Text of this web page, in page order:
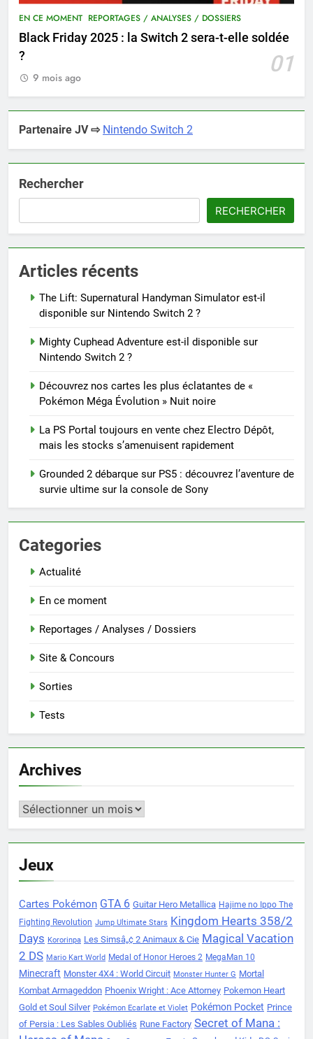
EN CE MOMENT REPORTAGES / ANALYSES / DOSSIERS
Black Friday 2025 : la Switch 2 sera-t-elle soldée
?
01
9 mois ago
Partenaire JV ⇨ Nintendo Switch 2
Rechercher
RECHERCHER
Articles récents
The Lift: Supernatural Handyman Simulator est-il
disponible sur Nintendo Switch 2 ?
Mighty Cuphead Adventure est-il disponible sur
Nintendo Switch 2 ?
Découvrez nos cartes les plus éclatantes de «
Pokémon Méga Évolution » Nuit noire
La PS Portal toujours en vente chez Electro Dépôt,
mais les stocks s’amenuisent rapidement
Grounded 2 débarque sur PS5 : découvrez l’aventure de
survie ultime sur la console de Sony
Categories
Actualité
En ce moment
Reportages / Analyses / Dossiers
Site & Concours
Sorties
Tests
Archives
Archives
Jeux
Cartes Pokémon GTA 6 Guitar Hero Metallica Hajime no Ippo The
Fighting Revolution Jump Ultimate Stars Kingdom Hearts 358/2
Days Kororinpa Les Simsâ„¢ 2 Animaux & Cie Magical Vacation
2 DS Mario Kart World Medal of Honor Heroes 2 MegaMan 10
Minecraft Monster 4X4 : World Circuit Monster Hunter G Mortal
Kombat Armageddon Phoenix Wright : Ace Attorney Pokemon Heart
Gold et Soul Silver Pokémon Ecarlate et Violet Pokémon Pocket Prince
of Persia : Les Sables Oubliés Rune Factory Secret of Mana :